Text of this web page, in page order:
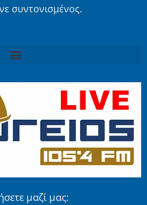
συντονισμένος.
μαζί μας: